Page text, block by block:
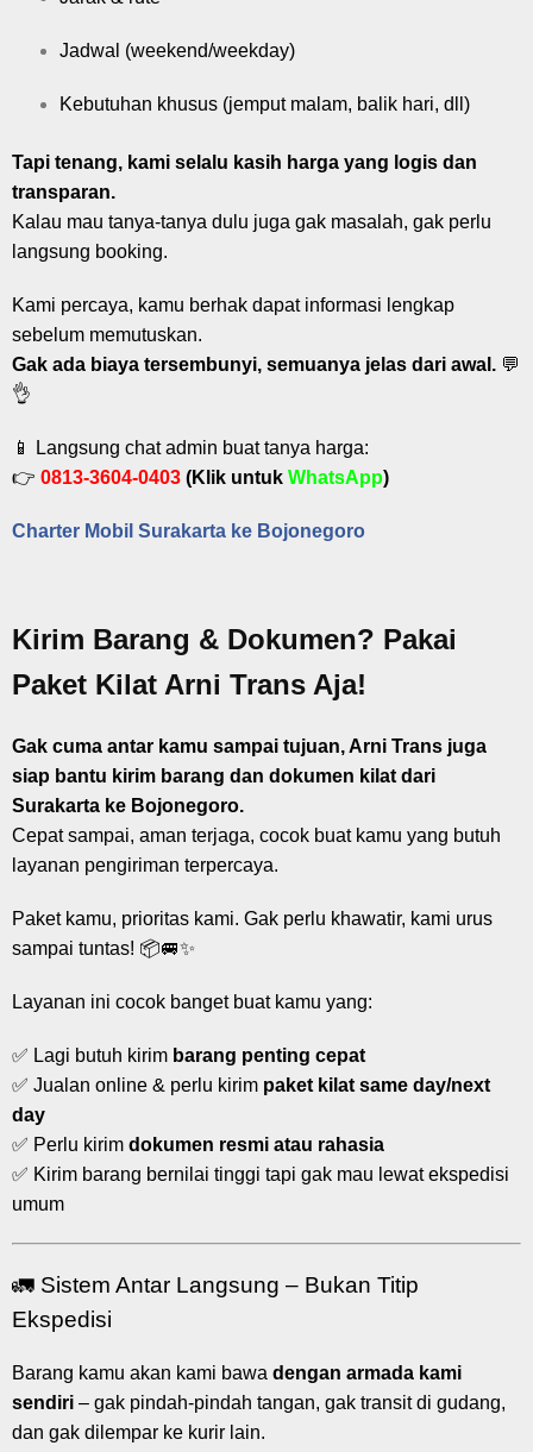
Jadwal (weekend/weekday)
Kebutuhan khusus (jemput malam, balik hari, dll)
Tapi tenang, kami selalu kasih harga yang logis dan
transparan.
Kalau mau tanya-tanya dulu juga gak masalah, gak perlu
langsung booking.
Kami percaya, kamu berhak dapat informasi lengkap
sebelum memutuskan.
Gak ada biaya tersembunyi, semuanya jelas dari awal. 💬
👌
📱 Langsung chat admin buat tanya harga:
👉 0813-3604-0403 (Klik untuk WhatsApp)
Charter Mobil Surakarta ke Bojonegoro
Kirim Barang & Dokumen? Pakai
Paket Kilat Arni Trans Aja!
Gak cuma antar kamu sampai tujuan, Arni Trans juga
siap bantu kirim barang dan dokumen kilat dari
Surakarta ke Bojonegoro.
Cepat sampai, aman terjaga, cocok buat kamu yang butuh
layanan pengiriman terpercaya.
Paket kamu, prioritas kami. Gak perlu khawatir, kami urus
sampai tuntas! 📦🚐✨
Layanan ini cocok banget buat kamu yang:
✅ Lagi butuh kirim barang penting cepat
✅ Jualan online & perlu kirim paket kilat same day/next
day
✅ Perlu kirim dokumen resmi atau rahasia
✅ Kirim barang bernilai tinggi tapi gak mau lewat ekspedisi
umum
🚛 Sistem Antar Langsung – Bukan Titip
Ekspedisi
Barang kamu akan kami bawa dengan armada kami
sendiri – gak pindah-pindah tangan, gak transit di gudang,
dan gak dilempar ke kurir lain.